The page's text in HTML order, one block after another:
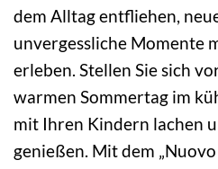
dem Alltag entfliehen,
unvergessliche Momente
erleben. Stellen Sie sich
warmen Sommertag im
mit Ihren Kindern lachen
genießen. Mit dem